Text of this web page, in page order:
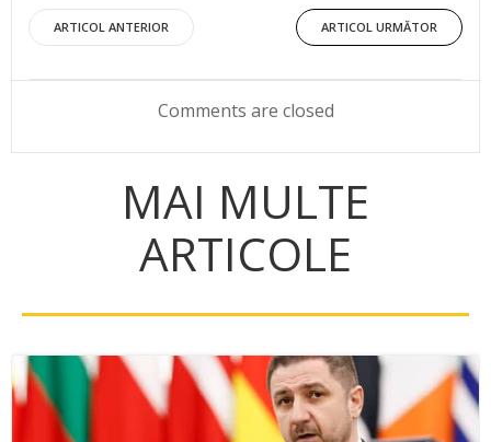
Post
navigation
ARTICOL ANTERIOR
Post
navigation
ARTICOL URMĂTOR
Comments are closed
MAI MULTE
ARTICOLE